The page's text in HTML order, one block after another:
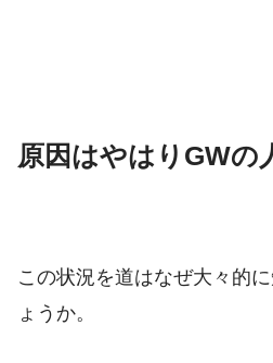
原因はやはりGWの
この状況を道はなぜ大々的
ょうか。